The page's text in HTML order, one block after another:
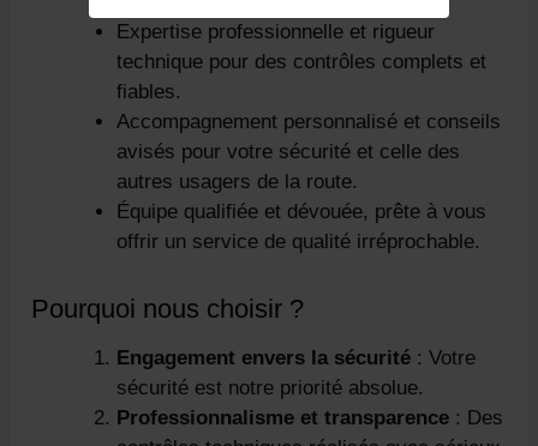
Expertise professionnelle et rigueur
technique pour des contrôles complets et
fiables.
Accompagnement personnalisé et conseils
avisés pour votre sécurité et celle des
autres usagers de la route.
Équipe qualifiée et dévouée, prête à vous
offrir un service de qualité irréprochable.
Pourquoi nous choisir ?
Engagement envers la sécurité : Votre
sécurité est notre priorité absolue.
Professionnalisme et transparence : Des